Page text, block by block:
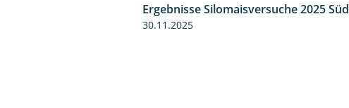
5:36
Ergebnisse Silomaisversuche 2025 Süd
30.11.2025